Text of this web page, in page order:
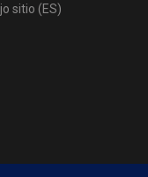
sitio (ES)